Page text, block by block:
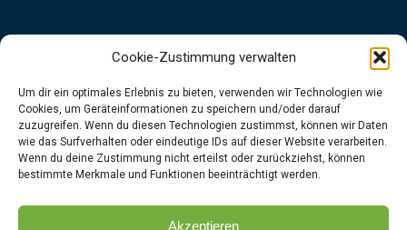
Cookie-Zustimmung verwalten
Um dir ein optimales Erlebnis zu bieten, verwenden wir Technologien wie
Cookies, um Geräteinformationen zu speichern und/oder darauf
zuzugreifen. Wenn du diesen Technologien zustimmst, können wir Daten
wie das Surfverhalten oder eindeutige IDs auf dieser Website verarbeiten.
Wenn du deine Zustimmung nicht erteilst oder zurückziehst, können
bestimmte Merkmale und Funktionen beeinträchtigt werden.
Akzeptieren
Impressum
Datenschutzrichtlinien